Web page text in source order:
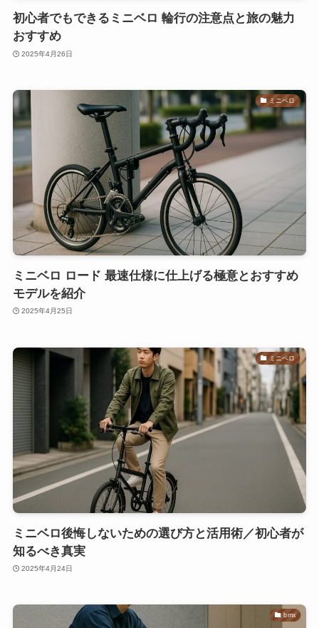
初心者でもできるミニベロ 輪行の注意点と旅の魅力
おすすめ
2025年4月26日
ミニベロ
ミニベロ ロード 最速仕様に仕上げる極意とおすすめ
モデルを紹介
2025年4月25日
ミニベロ
ミニベロ後悔しないための選び方と活用術／初心者が
知るべき真実
2025年4月24日
bmx